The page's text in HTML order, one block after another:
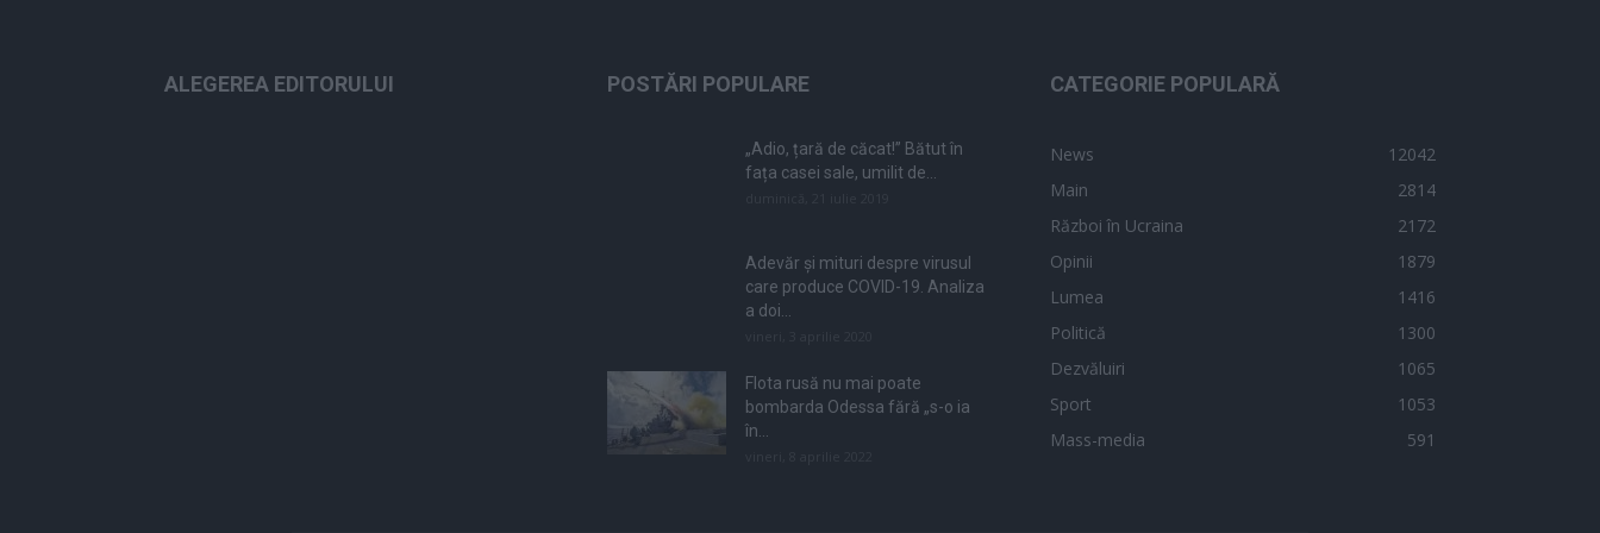
ALEGEREA EDITORULUI POSTĂRI POPULARE
„Adio, țară de căcat!” Bătut în
fața casei sale, umilit de...
Adevăr și mituri despre virusul
care produce COVID-19. Analiza
a doi...
Flota rusă nu mai poate
bombarda Odessa fără „s-o ia
în...
CATEGORIE POPULARĂ
News
12042
Main
2814
Război în Ucraina
2172
Opinii
1879
Lumea
1416
Politică
1300
Dezvăluiri
1065
Sport
1053
Mass-media
591